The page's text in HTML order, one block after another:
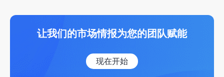
让我们的市场情报为您的团队赋能
现在开始